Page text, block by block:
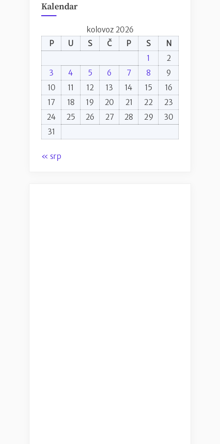
Kalendar
kolovoz 2026
P
U S Č P S
N
1
2
3
4 5 6 7 8
9
10
11 12 13 14 15
16
17
18 19 20 21 22
23
24
25 26 27 28 29
30
31
« srp